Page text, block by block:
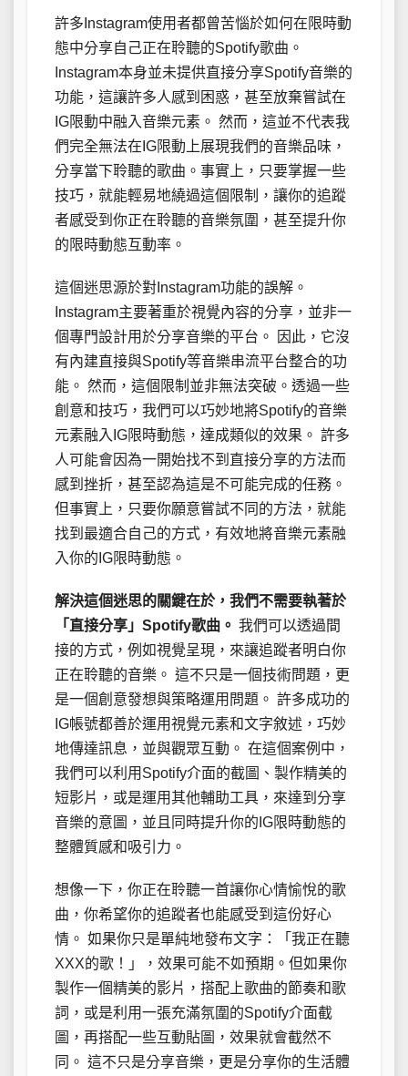
許多Instagram使用者都曾苦惱於如何在限時動
態中分享自己正在聆聽的Spotify歌曲。
Instagram本身並未提供直接分享Spotify音樂的
功能，這讓許多人感到困惑，甚至放棄嘗試在
IG限動中融入音樂元素。 然而，這並不代表我
們完全無法在IG限動上展現我們的音樂品味，
分享當下聆聽的歌曲。事實上，只要掌握一些
技巧，就能輕易地繞過這個限制，讓你的追蹤
者感受到你正在聆聽的音樂氛圍，甚至提升你
的限時動態互動率。
這個迷思源於對Instagram功能的誤解。
Instagram主要著重於視覺內容的分享，並非一
個專門設計用於分享音樂的平台。 因此，它沒
有內建直接與Spotify等音樂串流平台整合的功
能。 然而，這個限制並非無法突破。透過一些
創意和技巧，我們可以巧妙地將Spotify的音樂
元素融入IG限時動態，達成類似的效果。 許多
人可能會因為一開始找不到直接分享的方法而
感到挫折，甚至認為這是不可能完成的任務。
但事實上，只要你願意嘗試不同的方法，就能
找到最適合自己的方式，有效地將音樂元素融
入你的IG限時動態。
解決這個迷思的關鍵在於，我們不需要執著於
「直接分享」Spotify歌曲。 我們可以透過間
接的方式，例如視覺呈現，來讓追蹤者明白你
正在聆聽的音樂。 這不只是一個技術問題，更
是一個創意發想與策略運用問題。 許多成功的
IG帳號都善於運用視覺元素和文字敘述，巧妙
地傳達訊息，並與觀眾互動。 在這個案例中，
我們可以利用Spotify介面的截圖、製作精美的
短影片，或是運用其他輔助工具，來達到分享
音樂的意圖，並且同時提升你的IG限時動態的
整體質感和吸引力。
想像一下，你正在聆聽一首讓你心情愉悅的歌
曲，你希望你的追蹤者也能感受到這份好心
情。 如果你只是單純地發布文字：「我正在聽
XXX的歌！」，效果可能不如預期。但如果你
製作一個精美的影片，搭配上歌曲的節奏和歌
詞，或是利用一張充滿氛圍的Spotify介面截
圖，再搭配一些互動貼圖，效果就會截然不
同。 這不只是分享音樂，更是分享你的生活體